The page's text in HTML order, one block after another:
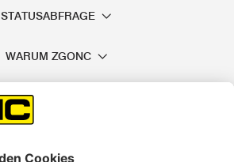
STATUSABFRAGE
WARUM ZGONC